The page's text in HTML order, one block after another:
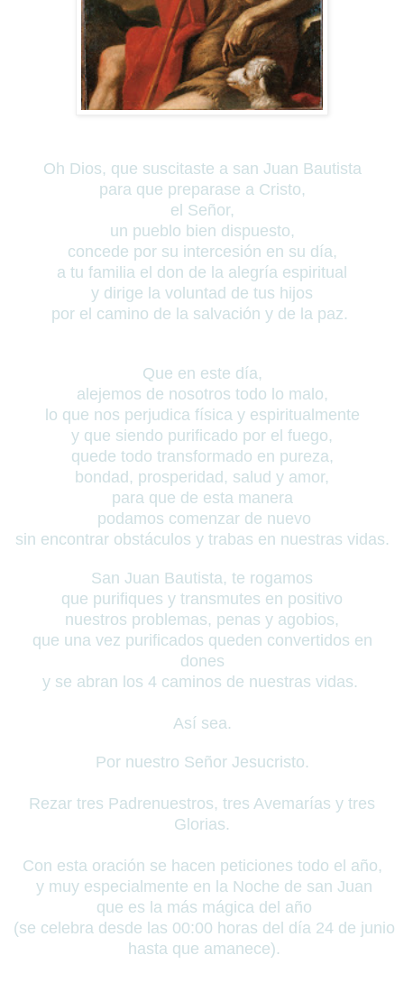
Oh Dios, que suscitaste a san Juan Bautista
para que preparase a Cristo,
el Señor,
un pueblo bien dispuesto,
concede por su intercesión en su día,
a tu familia el don de la alegría espiritual
y dirige la voluntad de tus hijos
por el camino de la salvación y de la paz.
Que en este día,
alejemos de nosotros todo lo malo,
lo que nos perjudica física y espiritualmente
y que siendo purificado por el fuego,
quede todo transformado en pureza,
bondad, prosperidad, salud y amor,
para que de esta manera
podamos comenzar de nuevo
sin encontrar obstáculos y trabas en nuestras vidas.
San Juan Bautista, te rogamos
que purifiques y transmutes en positivo
nuestros problemas, penas y agobios,
que una vez purificados queden convertidos en
dones
y se abran los 4 caminos de nuestras vidas.
Así sea.
Por nuestro Señor Jesucristo.
Rezar tres Padrenuestros, tres Avemarías y tres
Glorias.
Con esta oración se hacen peticiones todo el año,
y muy especialmente en la Noche de san Juan
que es la más mágica del año
(se celebra desde las 00:00 horas del día 24 de junio
hasta que amanece).